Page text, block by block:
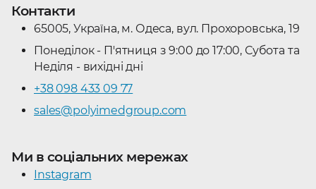
Контакти
65005, Україна, м. Одеса, вул. Прохоровська, 19
Понеділок - П'ятниця з 9:00 до 17:00, Субота та
Неділя - вихідні дні
+38 098 433 09 77
sales@polyimedgroup.com
Ми в соціальних мережах
Instagram